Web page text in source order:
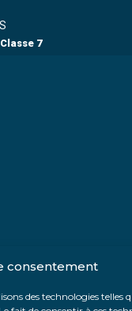
consentement
des technologies telles
Classe 7